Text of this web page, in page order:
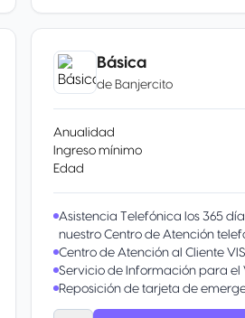
Gracias a las aerolíneas
one world ® y a los socios
Alaska ha ampliado su alcance
1000 destinos en todo el
supuesto más socios aéreos y
ganar y canjear puntos.
Básica
de Banjercito
Anualidad
Ingreso mínimo
Edad
Asistencia Telefónica los 365
nuestro Centro de Atención
Centro de Atención al Cliente
Servicio de Información para el
Reposición de tarjeta de